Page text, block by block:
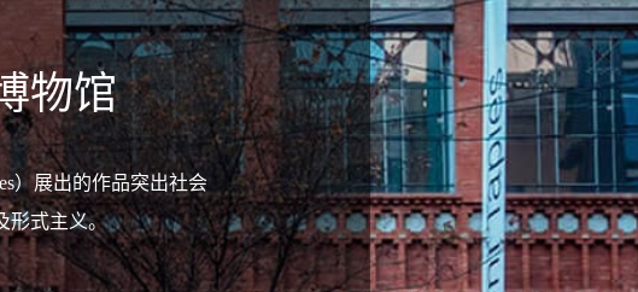
物馆
）展出的作品突出社会
形式主义。